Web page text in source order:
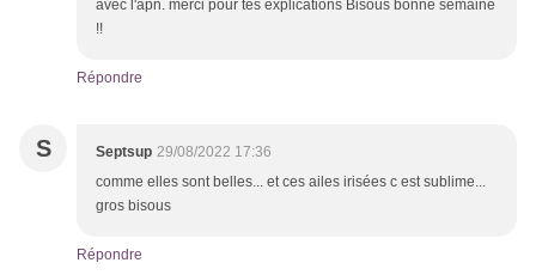
avec l'apn. merci pour tes explications Bisous bonne semaine
!!
Répondre
S Septsup 29/08/2022 17:36
comme elles sont belles... et ces ailes irisées c est sublime...
gros bisous
Répondre